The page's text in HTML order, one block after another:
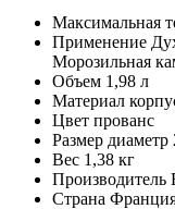
Максимальная
Применение
Морозильная
Объем 1,98 л
Материал
Цвет прованс
Размер диаметр
Вес 1,38 кг
Производитель
Страна